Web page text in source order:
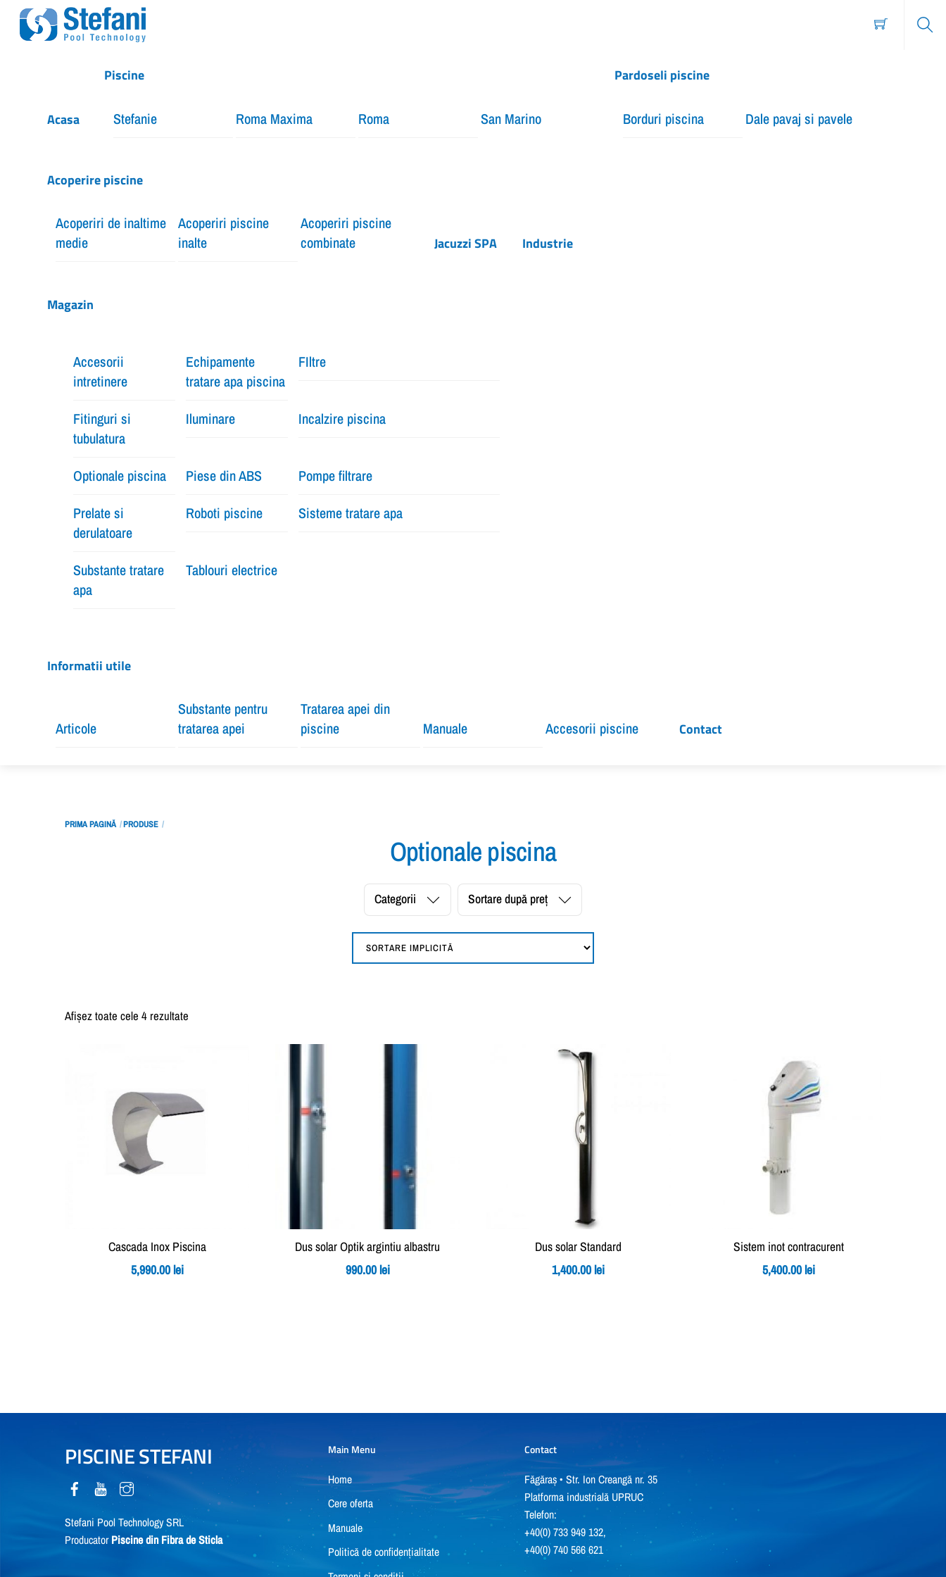
Menu
Acasa
Piscine
Stefanie Roma Maxima Roma San Marino
Pardoseli piscine
Borduri piscina Dale pavaj si pavele
Acoperire piscine
Acoperiri de inaltime
medie
Acoperiri piscine
inalte
Acoperiri piscine
combinate
Jacuzzi SPA Industrie
Magazin
Accesorii
intretinere
Echipamente
tratare apa piscina
FIltre
Fitinguri si
tubulatura
Iluminare Incalzire piscina
Optionale piscina Piese din ABS
Pompe filtrare
Prelate si
derulatoare
Roboti piscine Sisteme tratare apa
Substante tratare
apa
Tablouri electrice
Informatii utile
Articole
Substante pentru
tratarea apei
Tratarea apei din
piscine
Manuale Accesorii piscine Contact
PRIMA PAGINĂ PRODUSE
Optionale piscina
Categorii Sortare după preț
Afișez toate cele 4 rezultate
Cascada Inox Piscina
5,990.00lei
Dus solar Optik argintiu albastru
990.00lei
Dus solar Standard
1,400.00lei
Sistem inot contracurent
5,400.00lei
PISCINE STEFANI
Stefani Pool Technology SRL
ProducatorPiscine din Fibra de Sticla
Main Menu
Home
Cere oferta
Manuale
Politică de confidențialitate
Contact
Făgăraș • Str. Ion Creangă nr. 35
Platforma industrială UPRUC
Telefon:
+40(0) 733 949 132,
+40(0) 740 566 621